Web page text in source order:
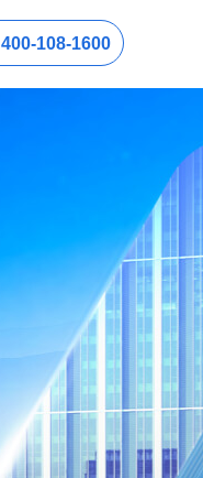
400-108-1600